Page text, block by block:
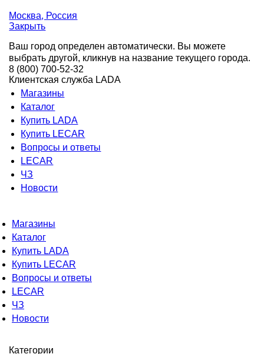
Москва, Россия
Закрыть
Ваш город определен автоматически. Вы можете
выбрать другой, кликнув на название текущего города.
8 (800) 700-52-32
Клиентская служба LADA
Магазины
Каталог
Купить LADA
Купить LECAR
Вопросы и ответы
LECAR
ЧЗ
Новости
Магазины
Каталог
Купить LADA
Купить LECAR
Вопросы и ответы
LECAR
ЧЗ
Новости
Категории